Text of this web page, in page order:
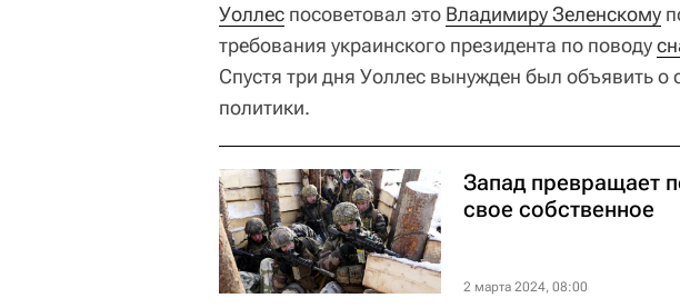
Уоллес посоветовал это Владимиру Зеленскому
требования украинского президента по поводу
Спустя три дня Уоллес вынужден был объявить о
политики.
Запад превращает
свое собственное
2 марта 2024, 08:00